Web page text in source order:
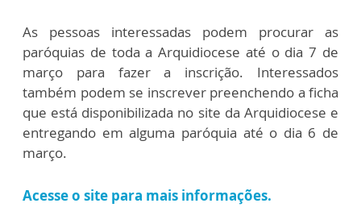
As pessoas interessadas podem procurar as
paróquias de toda a Arquidiocese até o dia 7 de
março para fazer a inscrição. Interessados
também podem se inscrever preenchendo a ficha
que está disponibilizada no site da Arquidiocese e
entregando em alguma paróquia até o dia 6 de
março.
Acesse o site para mais informações.